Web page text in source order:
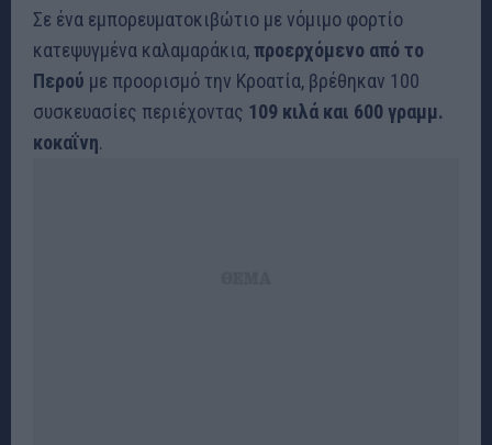
Σε ένα εμπορευματοκιβώτιο με νόμιμο φορτίο
κατεψυγμένα καλαμαράκια,προερχόμενο από το
Περού με προορισμό την Κροατία, βρέθηκαν 100
συσκευασίες περιέχοντας 109 κιλά και 600 γραμμ.
κοκαΐνη.